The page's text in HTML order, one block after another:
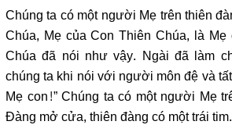
Chúng ta có một người Mẹ trên thiên
Chúa, Mẹ của Con Thiên Chúa, là
Chúa đã nói như vậy. Ngài đã làm
chúng ta khi nói với người môn đệ và
Mẹ con!” Chúng ta có một người Mẹ
Đàng mở cửa, thiên đàng có một trái tim.